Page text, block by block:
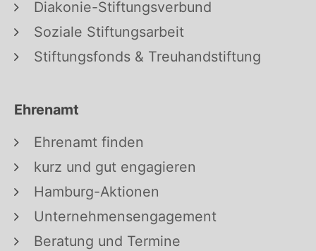
Diakonie-Stiftungsverbund
Soziale Stiftungsarbeit
Stiftungsfonds & Treuhandstiftung
Ehrenamt
Ehrenamt finden
kurz und gut engagieren
Hamburg-Aktionen
Unternehmensengagement
Beratung und Termine